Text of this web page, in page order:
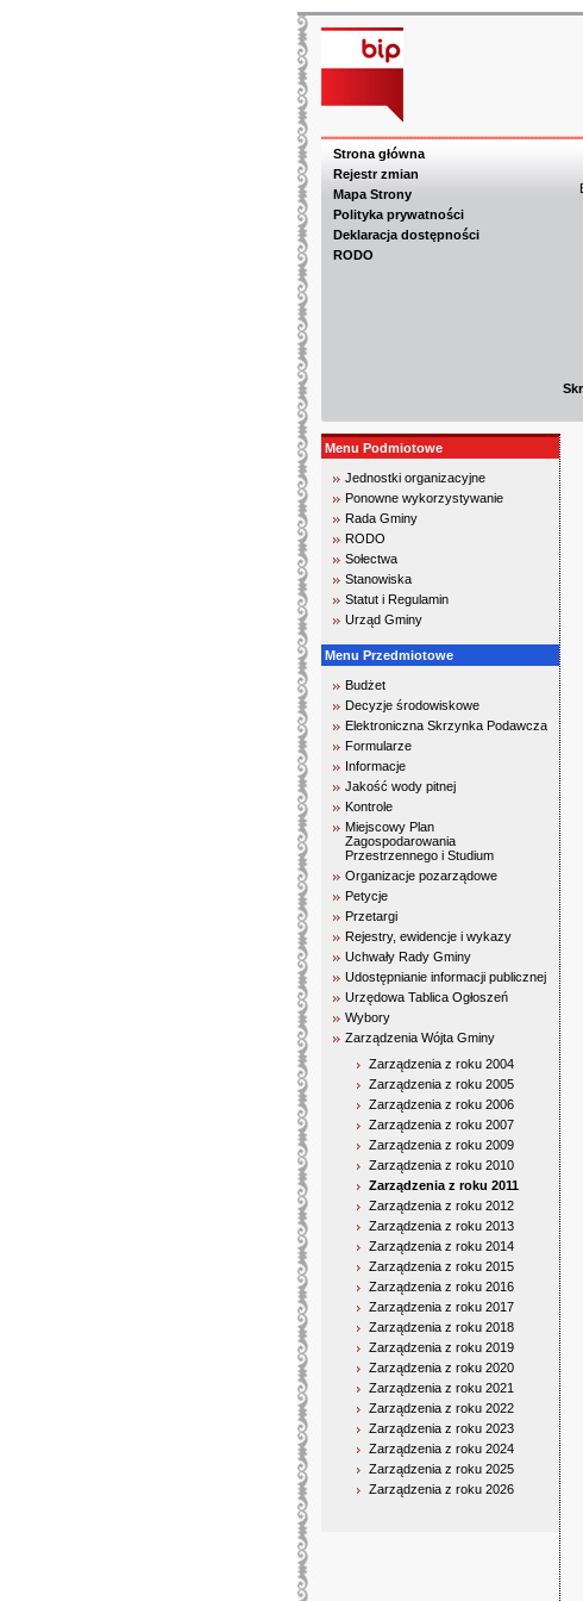
Strona główna
Rejestr zmian
Mapa Strony
Polityka prywatności
Deklaracja dostępności
RODO
Menu Podmiotowe
Jednostki organizacyjne
Ponowne wykorzystywanie
Rada Gminy
RODO
Sołectwa
Stanowiska
Statut i Regulamin
Urząd Gminy
Menu Przedmiotowe
Budżet
Decyzje środowiskowe
Elektroniczna Skrzynka Podawcza
Formularze
Informacje
Jakość wody pitnej
Kontrole
Miejscowy Plan
Zagospodarowania
Przestrzennego i Studium
Organizacje pozarządowe
Petycje
Przetargi
Rejestry, ewidencje i wykazy
Uchwały Rady Gminy
Udostępnianie informacji publicznej
Urzędowa Tablica Ogłoszeń
Wybory
Zarządzenia Wójta Gminy
Zarządzenia z roku 2004
Zarządzenia z roku 2005
Zarządzenia z roku 2006
Zarządzenia z roku 2007
Zarządzenia z roku 2009
Zarządzenia z roku 2010
Zarządzenia z roku 2011
Zarządzenia z roku 2012
Zarządzenia z roku 2013
Zarządzenia z roku 2014
Zarządzenia z roku 2015
Zarządzenia z roku 2016
Zarządzenia z roku 2017
Zarządzenia z roku 2018
Zarządzenia z roku 2019
Zarządzenia z roku 2020
Zarządzenia z roku 2021
Zarządzenia z roku 2022
Zarządzenia z roku 2023
Zarządzenia z roku 2024
Zarządzenia z roku 2025
Zarządzenia z roku 2026